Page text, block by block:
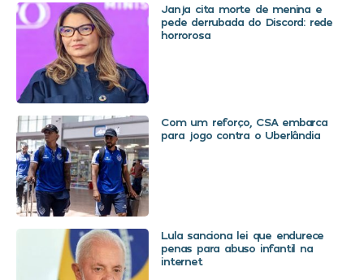
Janja cita morte de menina e
pede derrubada do Discord: rede
horrorosa
Com um reforço, CSA embarca
para jogo contra o Uberlândia
Lula sanciona lei que endurece
penas para abuso infantil na
internet